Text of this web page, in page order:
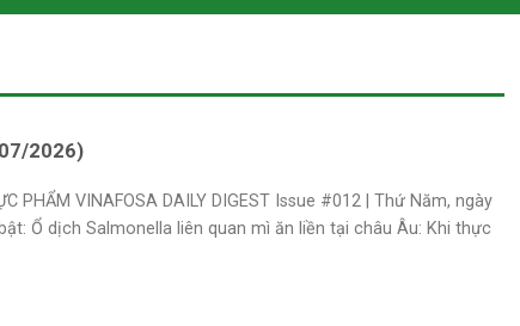
2026)
PHẨM VINAFOSA DAILY DIGEST Issue #012 | Thứ Năm, ngày
Ổ dịch Salmonella liên quan mì ăn liền tại châu Âu: Khi thực